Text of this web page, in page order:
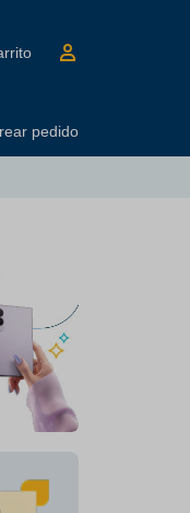
pedido